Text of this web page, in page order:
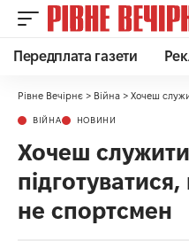
Передплата газети
Рівне Вечірнє > Війна > Хочеш служити в
ВІЙНА НОВИНИ
Хочеш
не спортсмен